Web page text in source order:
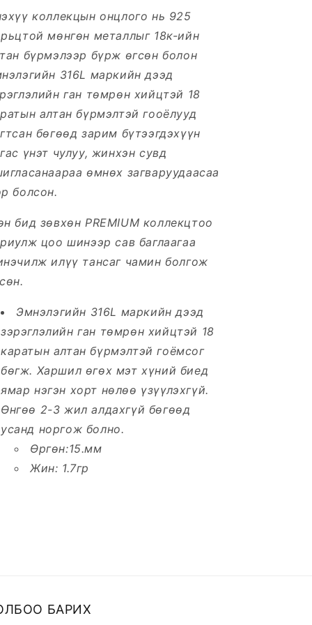
коллекцын онцлого нь 925
мөнгөн металлыг 18к-ийн
бүрмэлээр бүрж өгсөн болон
316L маркийн дээд
ган төмрөн хийцтэй 18
алтан бүрмэлтэй гооёлууд
бөгөөд зарим бүтээгдэхүүн
үнэт чулуу, жинхэн сувд
өмнөх загваруудаасаа
болсон.
бид зөвхөн PREMIUM коллекцтоо
цоо шинээр сав баглаагаа
илүү тансаг чамин болгож
Эмнэлэгийн 316L маркийн дээд
зэрэглэлийн ган төмрөн хийцтэй 18
каратын алтан бүрмэлтэй гоёмсог
бөгж. Харшил өгөх мэт хүний биед
ямар нэгэн хорт нөлөө үзүүлэхгүй.
Өнгөө 2-3 жил алдахгүй бөгөөд
усанд норгож болно.
Өргөн:15.мм
Жин: 1.7гр
БАРИХ